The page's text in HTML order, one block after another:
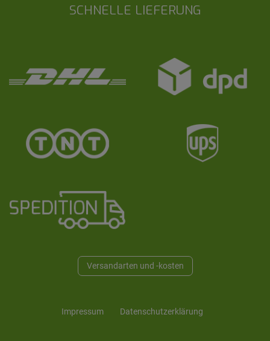
SCHNELLE LIEFERUNG
Versandarten und -kosten
Impressum Daten­schutz­erklärung